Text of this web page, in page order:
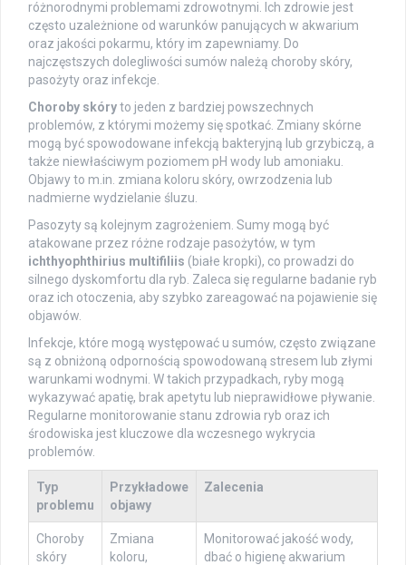
różnorodnymi problemami zdrowotnymi. Ich zdrowie jest
często uzależnione od warunków panujących w akwarium
oraz jakości pokarmu, który im zapewniamy. Do
najczęstszych dolegliwości sumów należą choroby skóry,
pasożyty oraz infekcje.
Choroby skóryto jeden z bardziej powszechnych
problemów, z którymi możemy się spotkać. Zmiany skórne
mogą być spowodowane infekcją bakteryjną lub grzybiczą, a
także niewłaściwym poziomem pH wody lub amoniaku.
Objawy to m.in. zmiana koloru skóry, owrzodzenia lub
nadmierne wydzielanie śluzu.
Pasozyty są kolejnym zagrożeniem. Sumy mogą być
atakowane przez różne rodzaje pasożytów, w tym
ichthyophthirius multifiliis (białe kropki), co prowadzi do
silnego dyskomfortu dla ryb. Zaleca się regularne badanie ryb
oraz ich otoczenia, aby szybko zareagować na pojawienie się
objawów.
Infekcje, które mogą występować u sumów, często związane
są z obniżoną odpornością spowodowaną stresem lub złymi
warunkami wodnymi. W takich przypadkach, ryby mogą
wykazywać apatię, brak apetytu lub nieprawidłowe pływanie.
Regularne monitorowanie stanu zdrowia ryb oraz ich
środowiska jest kluczowe dla wczesnego wykrycia
problemów.
Typ
problemu
Przykładowe
objawy
Zalecenia
Choroby
skóry
Zmiana
koloru,
Monitorować jakość wody,
dbać o higienę akwarium